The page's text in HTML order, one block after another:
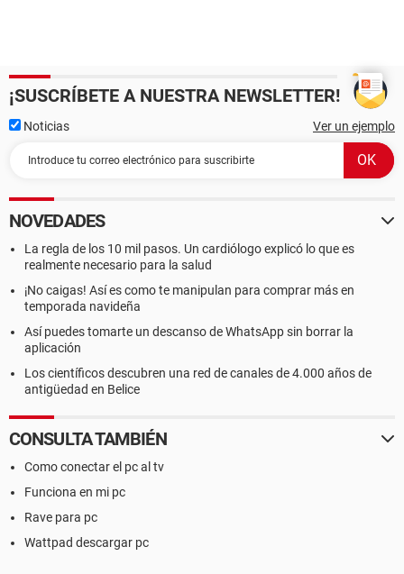
¡SUSCRÍBETE A NUESTRA NEWSLETTER!
Noticias Ver un ejemplo
NOVEDADES
La regla de los 10 mil pasos. Un cardiólogo explicó lo que es
realmente necesario para la salud
¡No caigas! Así es como te manipulan para comprar más en
temporada navideña
Así puedes tomarte un descanso de WhatsApp sin borrar la
aplicación
Los científicos descubren una red de canales de 4.000 años de
antigüedad en Belice
CONSULTA TAMBIÉN
Como conectar el pc al tv
Funciona en mi pc
Rave para pc
Wattpad descargar pc